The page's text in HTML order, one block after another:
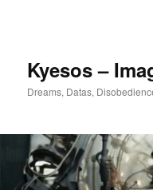
Kyesos –
Dreams, Datas,